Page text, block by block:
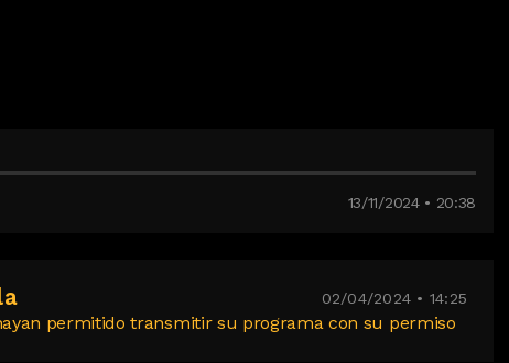
13/11/2024 • 20:38
02/04/2024 • 14:25
permitido transmitir su programa con su permiso